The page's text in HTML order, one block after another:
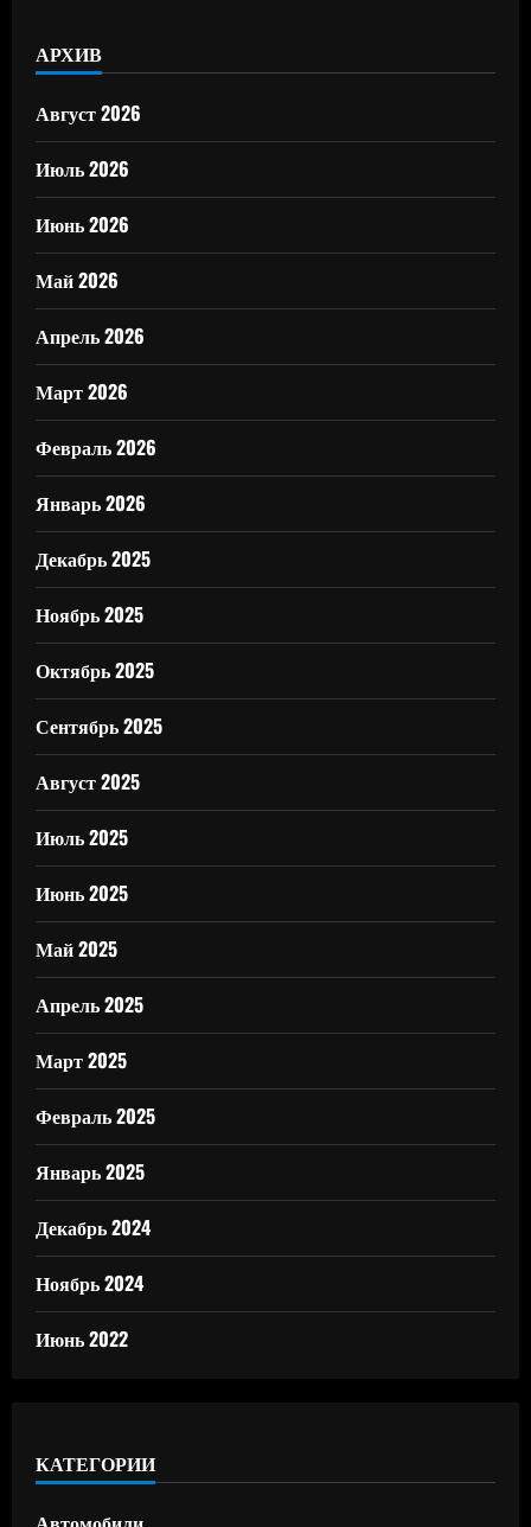
АРХИВ
Август 2026
Июль 2026
Июнь 2026
Май 2026
Апрель 2026
Март 2026
Февраль 2026
Январь 2026
Декабрь 2025
Ноябрь 2025
Октябрь 2025
Сентябрь 2025
Август 2025
Июль 2025
Июнь 2025
Май 2025
Апрель 2025
Март 2025
Февраль 2025
Январь 2025
Декабрь 2024
Ноябрь 2024
Июнь 2022
КАТЕГОРИИ